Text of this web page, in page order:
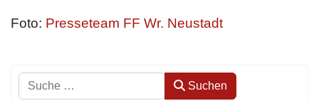
Foto: Presseteam FF Wr. Neustadt
Suchen Suchen